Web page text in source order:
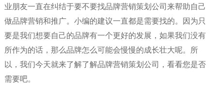
业朋友一直在纠结于要不要找品牌营销策划公司来帮助自己
做品牌营销和推广。小编的建议一直都是需要找的。因为只
要是我们想要自己的品牌有一个更好的发展，如果我们没有
所作为的话，那么品牌怎么可能会慢慢的成长壮大呢。所
以，我们今天就来了解了解品牌营销策划公司，看看您是否
需要吧。